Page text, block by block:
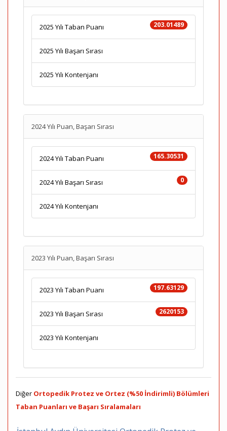
203.01489
2025 Yılı Taban Puanı
2025 Yılı Başarı Sırası
2025 Yılı Kontenjanı
2024 Yılı Puan, Başarı Sırası
165.30531
2024 Yılı Taban Puanı
0
2024 Yılı Başarı Sırası
2024 Yılı Kontenjanı
2023 Yılı Puan, Başarı Sırası
197.63129
2023 Yılı Taban Puanı
2620153
2023 Yılı Başarı Sırası
2023 Yılı Kontenjanı
Diğer Ortopedik Protez ve Ortez (%50 İndirimli) Bölümleri
Taban Puanları ve Başarı Sıralamaları